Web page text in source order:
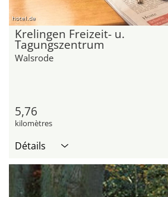
hotel.de
Krelingen Freizeit- u.
Tagungszentrum
Walsrode
5,76
kilomètres
Détails